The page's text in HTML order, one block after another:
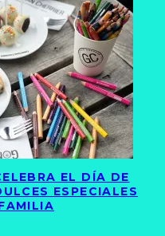
EL DÍA DE
ESPECIALES